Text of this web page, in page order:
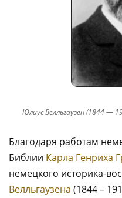
Юлиус Велльгаузен (1844 —
Благодаря работам
Библии Карла Генриха
немецкого историка-
Велльгаузена (1844 –